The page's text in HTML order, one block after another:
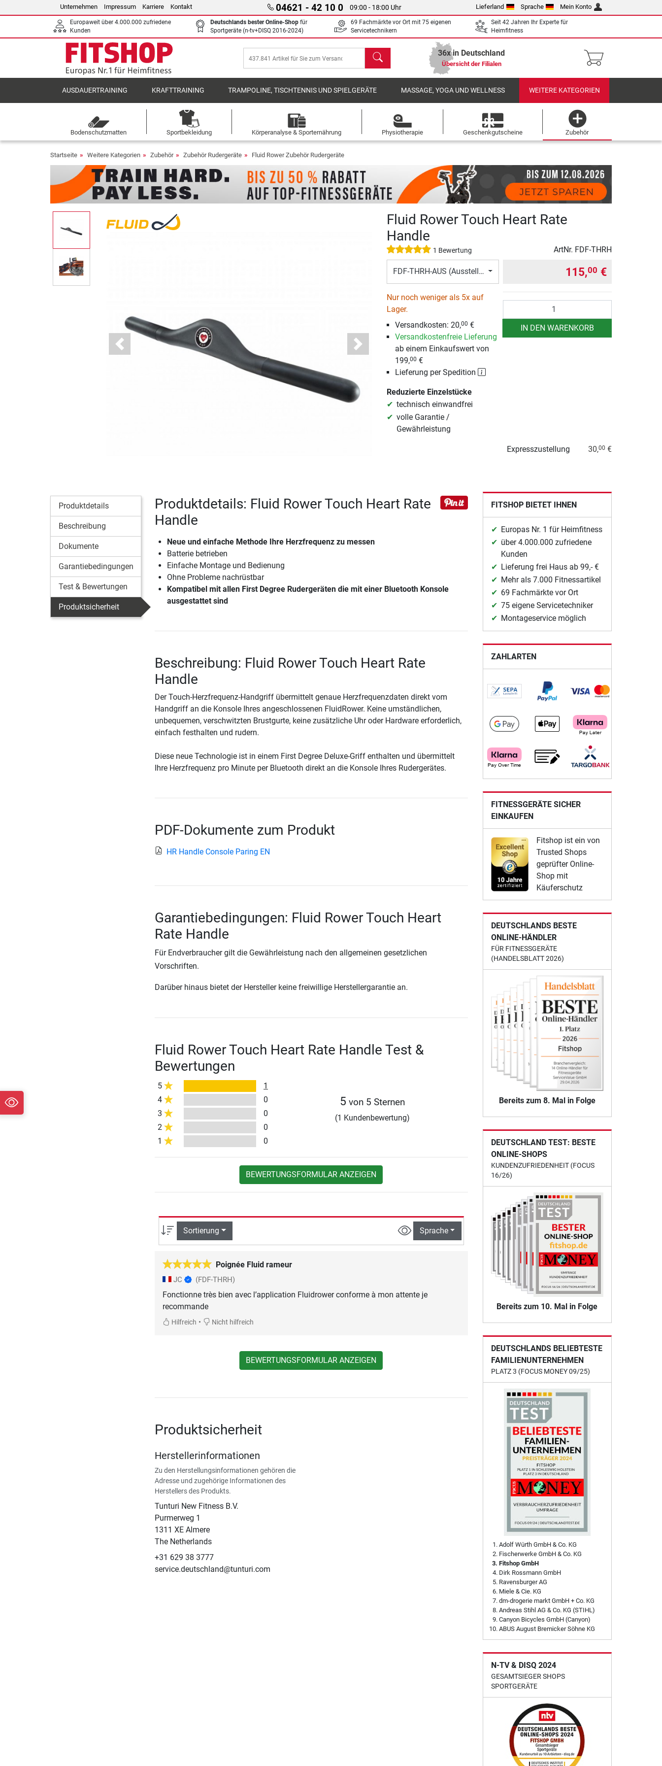
Unternehmen Impressum Karriere Kontakt 04621 - 42 10 0 09:00 - 18:00 Uhr Lieferland Sprache Mein Konto
Europaweit über 4.000.000 zufriedene
Kunden
Deutschlands bester Online-Shop für
Sportgeräte (n-tv+DISQ 2016-2024)
69 Fachmärkte vor Ort mit 75 eigenen
Servicetechnikern
Seit 42 Jahren Ihr Experte für
Heimfitness
Suchen 36x in Deutschland
Übersicht der Filialen
AUSDAUERTRAINING KRAFTTRAINING TRAMPOLINE, TISCHTENNIS UND SPIELGERÄTE MASSAGE, YOGA UND WELLNESS WEITERE KATEGORIEN
Bodenschutzmatten Sportbekleidung Körperanalyse & Sporternährung Physiotherapie Geschenkgutscheine Zubehör
Startseite Weitere Kategorien Zubehör Zubehör Rudergeräte Fluid Rower Zubehör Rudergeräte
Previous Next
Fluid Rower Touch Heart Rate
Handle
1 Bewertung ArtNr. FDF-THRH
FDF-THRH-AUS (Ausstellungsstück)
Nur noch weniger als 5x auf
Lager.
Versandkosten:20,00 €
Versandkostenfreie Lieferung
ab einem Einkaufswert von
199,00 €
Lieferung per Spedition
Reduzierte Einzelstücke
technisch einwandfrei
volle Garantie /
Gewährleistung
115,00 €
IN DEN WARENKORB
Expresszustellung 30,00 €
Produktdetails
Beschreibung
Dokumente
Garantiebedingungen
Test & Bewertungen
Produktsicherheit
Produktdetails: Fluid Rower Touch Heart Rate
Handle
Neue und einfache Methode Ihre Herzfrequenz zu messen
Batterie betrieben
Einfache Montage und Bedienung
Ohne Probleme nachrüstbar
Kompatibel mit allen First Degree Rudergeräten die mit einer Bluetooth Konsole
ausgestattet sind
Beschreibung: Fluid Rower Touch Heart Rate
Handle
Der Touch-Herzfrequenz-Handgriff übermittelt genaue Herzfrequenzdaten direkt vom
Handgriff an die Konsole Ihres angeschlossenen FluidRower. Keine umständlichen,
unbequemen, verschwitzten Brustgurte, keine zusätzliche Uhr oder Hardware erforderlich,
einfach festhalten und rudern.
Diese neue Technologie ist in einem First Degree Deluxe-Griff enthalten und übermittelt
Ihre Herzfrequenz pro Minute per Bluetooth direkt an die Konsole Ihres Rudergerätes.
PDF-Dokumente zum Produkt
HR Handle Console Paring EN
Garantiebedingungen: Fluid Rower Touch Heart
Rate Handle
Für Endverbraucher gilt die Gewährleistung nach den allgemeinen gesetzlichen
Vorschriften.
Darüber hinaus bietet der Hersteller keine freiwillige Herstellergarantie an.
Fluid Rower Touch Heart Rate Handle Test &
Bewertungen
5
1
4
0
3
0
2
0
1
0
5 von 5 Sternen
(1 Kundenbewertung)
BEWERTUNGSFORMULAR ANZEIGEN
Sortierung Sprache
Poignée Fluid rameur
JC (FDF-THRH)
Fonctionne très bien avec l’application Fluidrower conforme à mon attente je
recommande
Hilfreich • Nicht hilfreich
BEWERTUNGSFORMULAR ANZEIGEN
Produktsicherheit
Herstellerinformationen
Zu den Herstellungsinformationen gehören die
Adresse und zugehörige Informationen des
Herstellers des Produkts.
Tunturi New Fitness B.V.
​Purmerweg 1
1311 XE Almere
The Netherlands
+31 629 38 3777
service.deutschland@tunturi.com
FITSHOP BIETET IHNEN
Europas Nr. 1 für Heimfitness
über 4.000.000 zufriedene
Kunden
Lieferung frei Haus ab 99,- €
Mehr als 7.000 Fitnessartikel
69 Fachmärkte vor Ort
75 eigene Servicetechniker
Montageservice möglich
ZAHLARTEN
FITNESSGERÄTE SICHER
EINKAUFEN
Fitshop ist ein von
Trusted Shops
geprüfter Online-
Shop mit
Käuferschutz
DEUTSCHLANDS BESTE
ONLINE-HÄNDLER
FÜR FITNESSGERÄTE
(HANDELSBLATT 2026)
Bereits zum 8. Mal in Folge
DEUTSCHLAND TEST: BESTE
ONLINE-SHOPS
KUNDENZUFRIEDENHEIT (FOCUS
16/26)
Bereits zum 10. Mal in Folge
DEUTSCHLANDS BELIEBTESTE
FAMILIENUNTERNEHMEN
PLATZ 3 (FOCUS MONEY 09/25)
Adolf Würth GmbH & Co. KG
Fischerwerke GmbH & Co. KG
Fitshop GmbH
Dirk Rossmann GmbH
Ravensburger AG
Miele & Cie. KG
dm-drogerie markt GmbH + Co. KG
Andreas Stihl AG & Co. KG (STIHL)
Canyon Bicycles GmbH (Canyon)
ABUS August Bremicker Söhne KG
N-TV & DISQ 2024
GESAMTSIEGER SHOPS
SPORTGERÄTE